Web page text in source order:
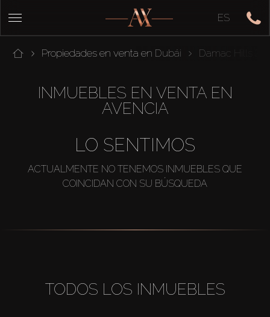
ES
Propiedades en venta en Dubái Damac Hills 2
INMUEBLES EN VENTA EN
AVENCIA
LO SENTIMOS
ACTUALMENTE NO TENEMOS INMUEBLES QUE
COINCIDAN CON SU BÚSQUEDA
TODOS LOS INMUEBLES